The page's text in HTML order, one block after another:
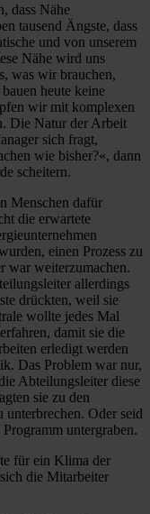
dass Nähe
tausend Ängste, dass
und von unserem
Nähe wird uns
was wir brauchen,
heute keine
wir mit komplexen
Die Natur der Arbeit
sich fragt,
wie bisher?«, dann
scheitern.
Menschen dafür
die erwartete
einen Prozess zu
war weiterzumachen.
allerdings
drückten, weil sie
wollte jedes Mal
damit sie die
erledigt werden
Das Problem war nur,
Abteilungsleiter diese
sie zu den
Oder seid
untergraben.
für ein Klima der
die Mitarbeiter